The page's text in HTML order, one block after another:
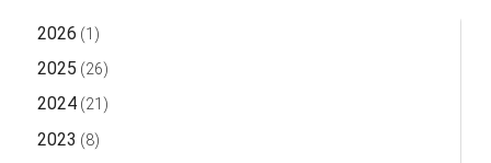
2026 (1)
2025 (26)
2024(21)
2023 (8)